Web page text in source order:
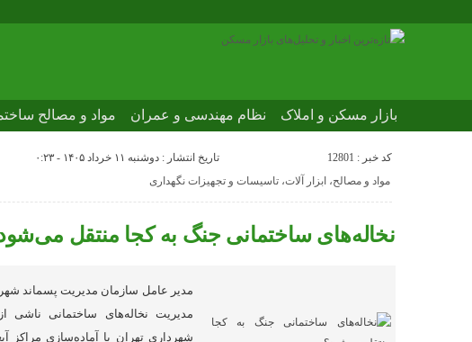
بازار مسکن و املاک نظام مهندسی و عمران مواد و مصالح
کد خبر : 12801 تاریخ انتشار : دوشنبه ۱۱ خرداد ۱۴۰۵ - ۰:۲۳
مواد و مصالح، ابزار آلات، تاسیسات و تجهیزات نگهداری
نخاله‌های ساختمانی جنگ به کجا منتقل
مدیر عامل سازمان مدیریت پسماند شهر
مدیریت نخاله‌های ساختمانی ناشی
شهرداری تهران با آماده‌سازی مراکز